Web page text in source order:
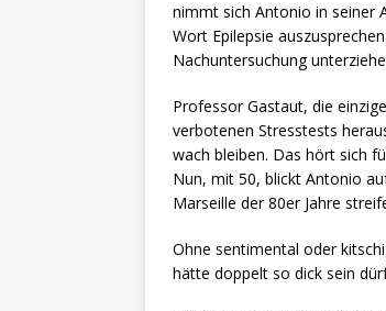
nimmt sich Antonio in seiner
Wort Epilepsie
Nachuntersuchung
Professor Gastaut, die
verbotenen Stresstests
wach bleiben. Das hört sich
Nun, mit 50, blickt Antonio
Marseille der 80er Jahre
Ohne sentimental oder
hätte doppelt so dick sein